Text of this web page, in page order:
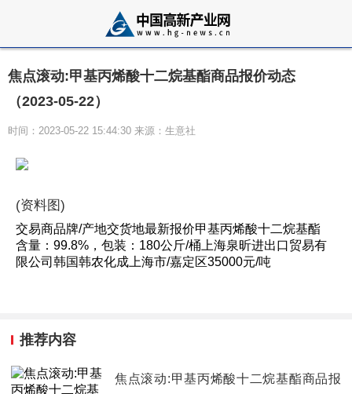
焦点滚动:甲基丙烯酸十二烷基酯商品报价动态
（2023-05-22）
时间：2023-05-22 15:44:30 来源：生意社
(资料图)
交易商品牌/产地交货地最新报价甲基丙烯酸十二烷基酯
含量：99.8%，包装：180公斤/桶上海泉昕进出口贸易有
限公司韩国韩农化成上海市/嘉定区35000元/吨
推荐内容
焦点滚动:甲基丙烯酸十二烷基酯商品报